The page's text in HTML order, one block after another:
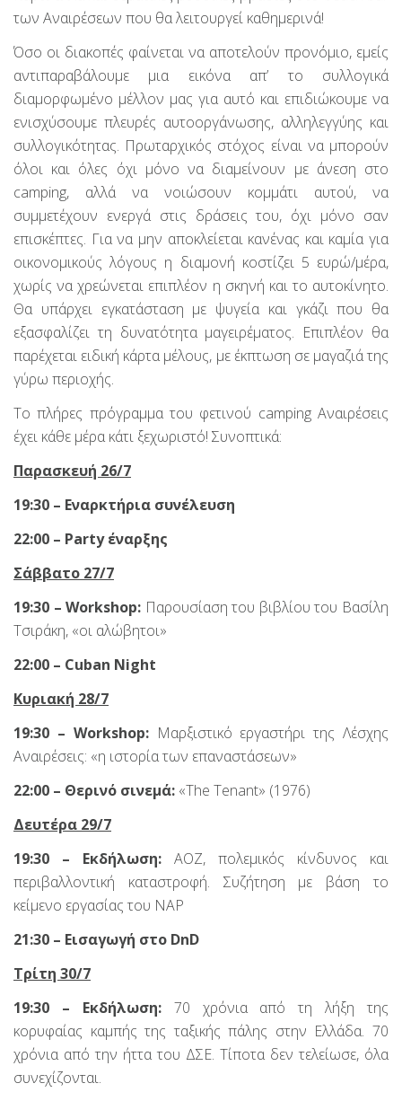
των Αναιρέσεων που θα λειτουργεί καθημερινά!
Όσο οι διακοπές φαίνεται να αποτελούν προνόμιο, εμείς
αντιπαραβάλουμε μια εικόνα απ’ το συλλογικά
διαμορφωμένο μέλλον μας για αυτό και επιδιώκουμε να
ενισχύσουμε πλευρές αυτοοργάνωσης, αλληλεγγύης και
συλλογικότητας. Πρωταρχικός στόχος είναι να μπορούν
όλοι και όλες όχι μόνο να διαμείνουν με άνεση στο
camping, αλλά να νοιώσουν κομμάτι αυτού, να
συμμετέχουν ενεργά στις δράσεις του, όχι μόνο σαν
επισκέπτες. Για να μην αποκλείεται κανένας και καμία για
οικονομικούς λόγους η διαμονή κοστίζει 5 ευρώ/μέρα,
χωρίς να χρεώνεται επιπλέον η σκηνή και το αυτοκίνητο.
Θα υπάρχει εγκατάσταση με ψυγεία και γκάζι που θα
εξασφαλίζει τη δυνατότητα μαγειρέματος. Επιπλέον θα
παρέχεται ειδική κάρτα μέλους, με έκπτωση σε μαγαζιά της
γύρω περιοχής.
Το πλήρες πρόγραμμα του φετινού camping Αναιρέσεις
έχει κάθε μέρα κάτι ξεχωριστό! Συνοπτικά:
Παρασκευή 26/7
19:30 – Εναρκτήρια συνέλευση
22:00 – Party έναρξης
Σάββατο 27/7
19:30 –Workshop: Παρουσίαση του βιβλίου του Βασίλη
Τσιράκη, «οι αλώβητοι»
22:00 – Cuban Night
Κυριακή 28/7
19:30 – Workshop:Μαρξιστικό εργαστήρι της Λέσχης
Αναιρέσεις: «η ιστορία των επαναστάσεων»
22:00 – Θερινό σινεμά: «The Tenant» (1976)
Δευτέρα 29/7
19:30 – Εκδήλωση: ΑΟΖ, πολεμικός κίνδυνος και
περιβαλλοντική καταστροφή. Συζήτηση με βάση το
κείμενο εργασίας του ΝΑΡ
21:30 – Εισαγωγή στο DnD
Τρίτη 30/7
19:30 – Εκδήλωση:70 χρόνια από τη λήξη της
κορυφαίας καμπής της ταξικής πάλης στην Ελλάδα. 70
χρόνια από την ήττα του ΔΣΕ. Τίποτα δεν τελείωσε, όλα
συνεχίζονται.